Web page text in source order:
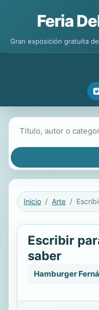
Feria
Gran exposición gratuita
Inicio Arte
Escribir
saber
Hamburger